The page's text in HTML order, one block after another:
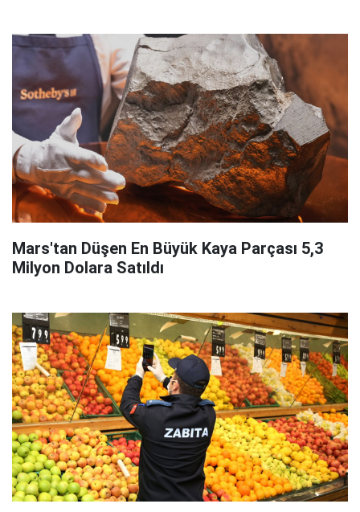
Mars'tan Düşen En Büyük Kaya Parçası 5,3
Milyon Dolara Satıldı